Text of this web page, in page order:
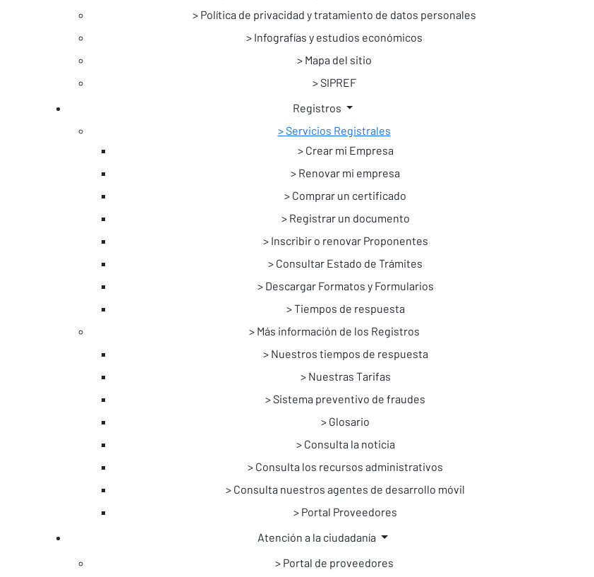
Política de privacidad y tratamiento de datos personales
Infografías y estudios económicos
Mapa del sitio
SIPREF
Registros
Servicios Registrales
Crear mi Empresa
Renovar mi empresa
Comprar un certificado
Registrar un documento
Inscribir o renovar Proponentes
Consultar Estado de Trámites
Descargar Formatos y Formularios
Tiempos de respuesta
Más información de los Registros
Nuestros tiempos de respuesta
Nuestras Tarifas
Sistema preventivo de fraudes
Glosario
Consulta la noticia
Consulta los recursos administrativos
Consulta nuestros agentes de desarrollo móvil
Portal Proveedores
Atención a la ciudadanía
Portal de proveedores